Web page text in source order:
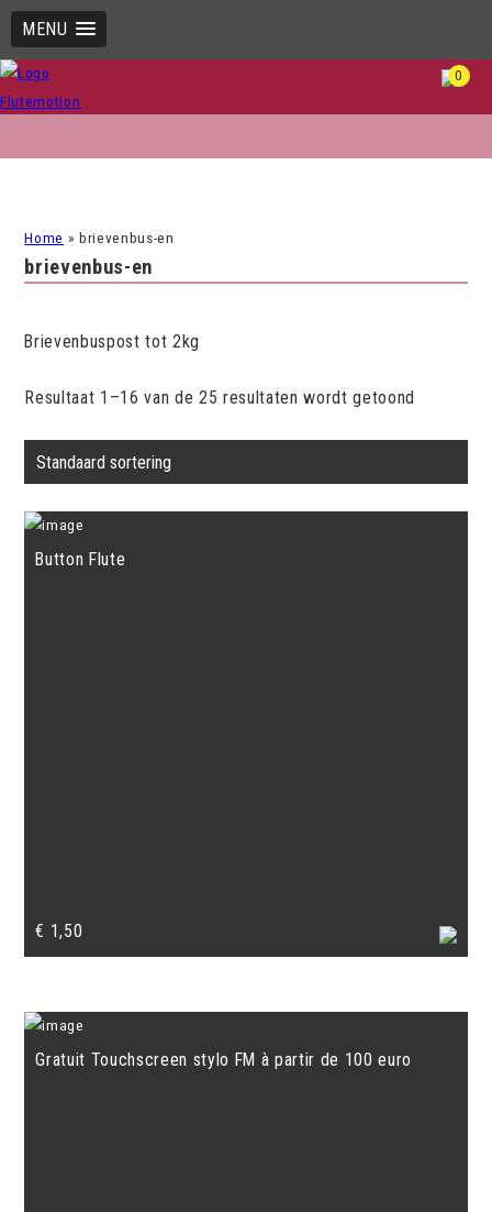
MENU
0
Home » brievenbus-en
brievenbus-en
Brievenbuspost tot 2kg
Resultaat 1–16 van de 25 resultaten wordt getoond
Button Flute
€ 1,50
Gratuit Touchscreen stylo FM à partir de 100 euro